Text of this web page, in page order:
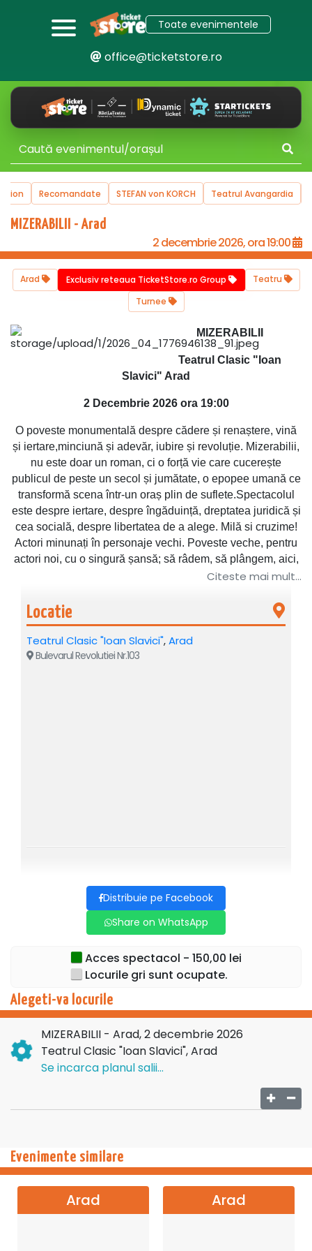
Toate evenimentele
office@ticketstore.ro
STEFAN von KORCH Teatrul Avangardia Turnee
MIZERABILII - Arad
2 decembrie 2026, ora 19:00
Arad Exclusiv reteaua TicketStore.ro Group
Teatru
Turnee
MIZERABILII
Teatrul Clasic "Ioan
Slavici" Arad
2 Decembrie 2026 ora 19:00
O poveste monumentală despre cădere și renaștere, vină
și iertare,minciună și adevăr, iubire și revoluție. Mizerabilii,
nu este doar un roman, ci o forță vie care cucerește
publicul de peste un secol și jumătate, o epopee umană ce
transformă scena într-un oraș plin de suflete.Spectacolul
este despre iertare, despre îngăduință, dreptatea juridică și
cea socială, despre libertatea de a alege. Milă si cruzime!
Actori minunați în personaje vechi. Poveste veche, pentru
actori noi, cu o singură șansă; să râdem, să plângem, aici,
pe scenă, pentru oameni, cu oameni.
NATIONAL←←←
Citeste mai mult...
Locatie
Teatrul Clasic "Ioan Slavici",Arad
Bulevarul Revolutiei Nr.103
Distribuie pe Facebook
Share on WhatsApp
Acces spectacol - 150,00 lei
Locurile gri sunt ocupate.
Alegeti-va locurile
MIZERABILII - Arad, 2 decembrie 2026
Teatrul Clasic "Ioan Slavici", Arad
Se incarca planul salii...
Evenimente similare
Arad Arad